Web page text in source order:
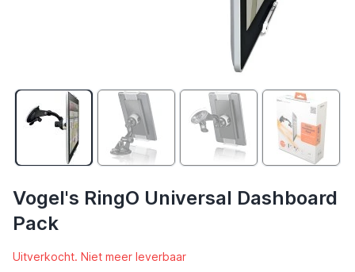
Vogel's RingO Universal Dashboard
Pack
Uitverkocht. Niet meer leverbaar